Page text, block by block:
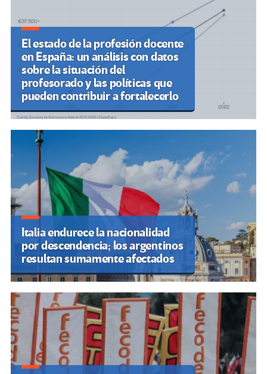
El estado de la profesión docente
en España: un análisis con datos
sobre la situación del
profesorado y las políticas que
pueden contribuir a fortalecerlo
Italia endurece la nacionalidad
por descendencia; los argentinos
resultan sumamente afectados